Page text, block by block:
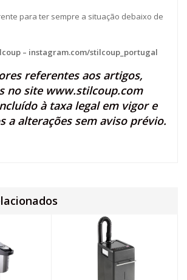
para ter sempre a situação debaixo de
– instagram.com/stilcoup_portugal
referentes aos artigos,
no site www.stilcoup.com
à taxa legal em vigor e
a alterações sem aviso prévio.